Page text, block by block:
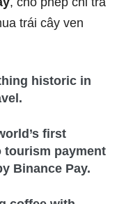
trái cây ven
historic in
first
tourism payment
Binance Pay.